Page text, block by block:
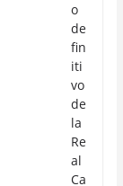
o
de
fin
iti
vo
de
la
Re
al
Ca